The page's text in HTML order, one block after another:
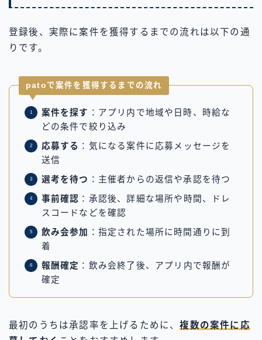
登録後、実際に案件を獲得するまでの流れは以下の通
りです。
patoで案件を獲得するまでの流れ
案件を探す ：アプリ内で地域や日時、時給な
どの条件で絞り込み
応募する ：気になる案件に応募メッセージを
送信
選考を待つ ：主催者からの返信や承認を待つ
事前確認 ：承認後、詳細な場所や時間、ドレ
スコードなどを確認
飲み会参加
：指定された場所に時間通りに到
着
報酬確定 ：飲み会終了後、アプリ内で報酬が
確定
最初のうちは承認率を上げるために、複数の案件に応